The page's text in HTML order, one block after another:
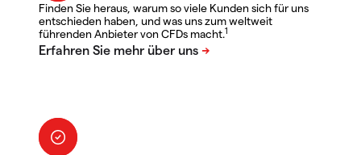
Finden Sie heraus, warum so viele Kunden sich für uns
entschieden haben, und was uns zum weltweit
führenden Anbieter von CFDs macht.1